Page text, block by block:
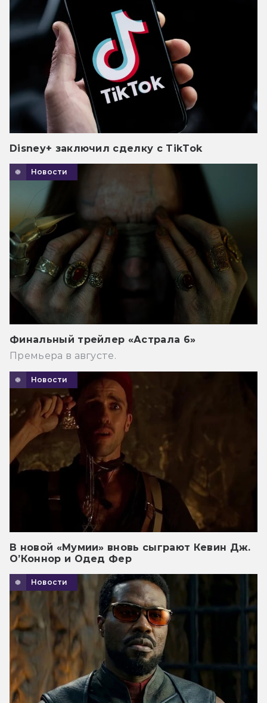
Disney+ заключил сделку с TikTok
Новости
Финальный трейлер «Астрала 6»
Премьера в августе.
Новости
В новой «Мумии» вновь сыграют Кевин Дж.
О’Коннор и Одед Фер
Новости